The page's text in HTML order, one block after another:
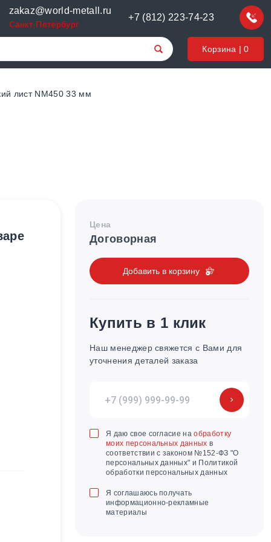
zakaz@world-metall.ru
Санкт-Петербург
+7 (812) 223-74-23
Корзина |0
лист NM450 33 мм
Цена
Договорная
Добавить в корзину
Купить в 1 клик
Наш менеджер свяжется с Вами для
уточнения деталей заказа
Я даю свое согласие наобработку
моих персональных данных в
соответствии с законом №152-ФЗ "О
персональных данных" и Политикой
обработки персональных данных
Я соглашаюсь получать
информационно-рекламные
материалы